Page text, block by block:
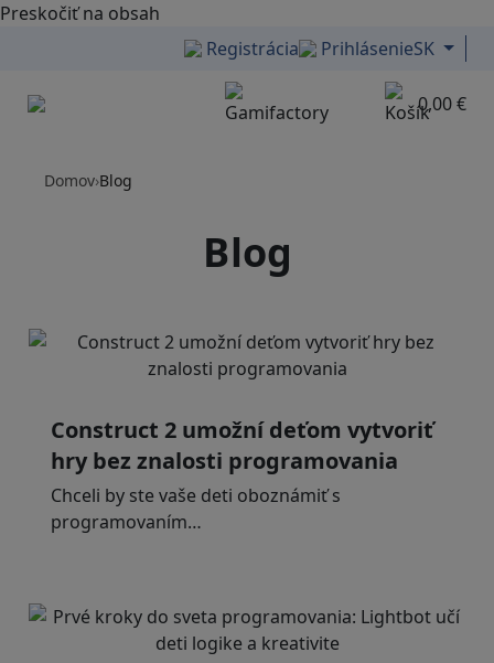
Preskočiť na obsah
Registrácia
PrihlásenieSK
Menu 0,00 €
Domov›Blog
Blog
Construct 2 umožní deťom vytvoriť
hry bez znalosti programovania
Chceli by ste vaše deti oboznámiť s
programovaním…